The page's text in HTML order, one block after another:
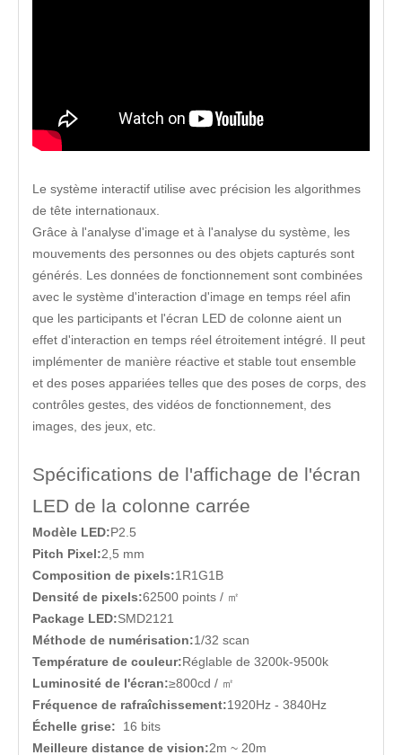
Le système interactif utilise avec précision les algorithmes
de tête internationaux.
Grâce à l'analyse d'image et à l'analyse du système, les
mouvements des personnes ou des objets capturés sont
générés. Les données de fonctionnement sont combinées
avec le système d'interaction d'image en temps réel afin
que les participants et l'écran LED de colonne aient un
effet d'interaction en temps réel étroitement intégré. Il peut
implémenter de manière réactive et stable tout ensemble
et des poses appariées telles que des poses de corps, des
contrôles gestes, des vidéos de fonctionnement, des
images, des jeux, etc.
Spécifications de l'affichage de l'écran
LED de la colonne carrée
Modèle LED:P2.5
Pitch Pixel:2,5 mm
Composition de pixels:1R1G1B
Densité de pixels:62500 points / ㎡
Package LED:SMD2121
Méthode de numérisation:1/32 scan
Température de couleur:Réglable de 3200k-9500k
Luminosité de l'écran:≥800cd / ㎡
Fréquence de rafraîchissement:1920Hz - 3840Hz
Échelle grise: 16 bits
Meilleure distance de vision:2m ~ 20m